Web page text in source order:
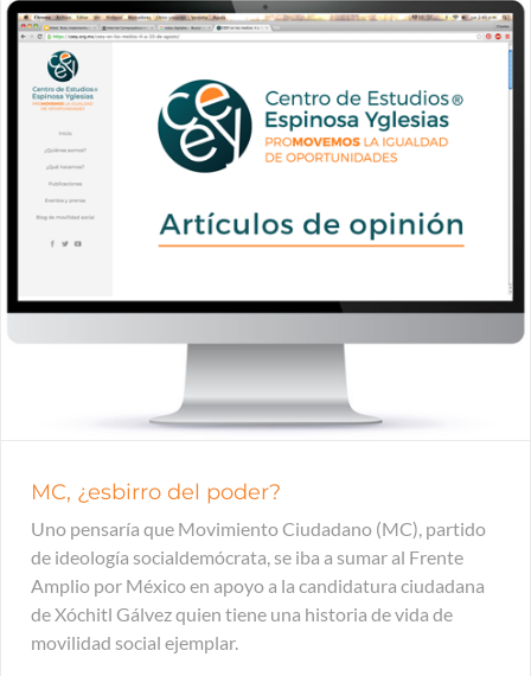
MC, ¿esbirro del poder?
Uno pensaría que Movimiento Ciudadano (MC), partido
de ideología socialdemócrata, se iba a sumar al Frente
Amplio por México en apoyo a la candidatura ciudadana
de Xóchitl Gálvez quien tiene una historia de vida de
movilidad social ejemplar.